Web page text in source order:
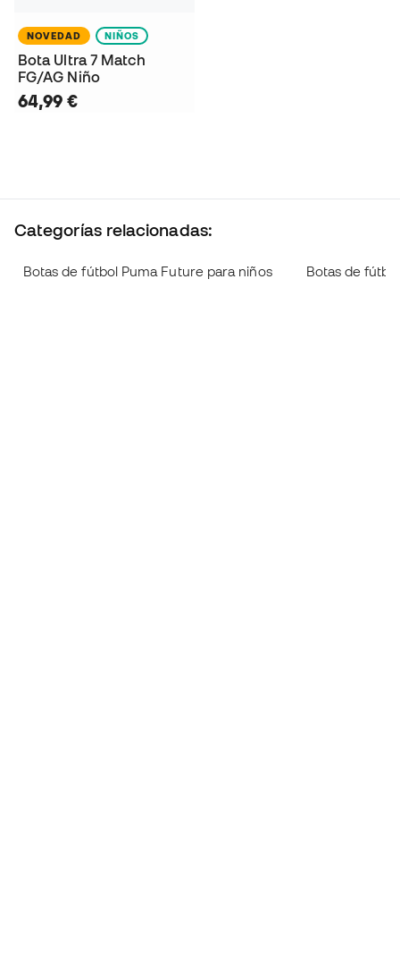
NOVEDAD NIÑOS
Bota Ultra 7 Match
FG/AG Niño
64,99 €
Categorías relacionadas:
Botas de fútbol Puma Future para niños Botas de